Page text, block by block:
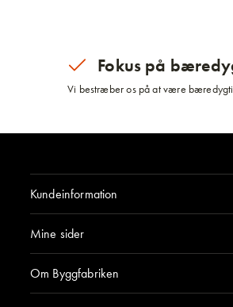
Fokus på
Vi bestræber os på at være
Kundeinformation
Mine sider
Om Byggfabriken